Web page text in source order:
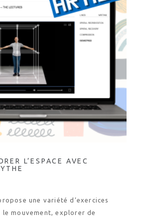
L’ESPACE AVEC
une variété d’exercices
mouvement, explorer de